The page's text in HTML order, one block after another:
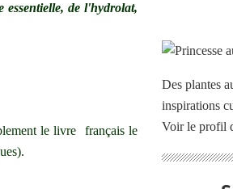
de l'hydrolat,
le livre français le
Des plantes
inspirations
Voir le profil